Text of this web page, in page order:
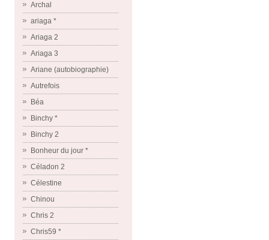
Archal
ariaga *
Ariaga 2
Ariaga 3
Ariane (autobiographie)
Autrefois
Béa
Binchy *
Binchy 2
Bonheur du jour *
Céladon 2
Célestine
Chinou
Chris 2
Chris59 *